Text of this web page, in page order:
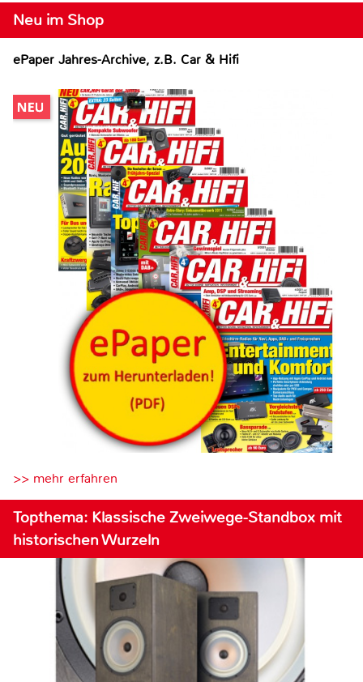
Neu im Shop
ePaper Jahres-Archive, z.B. Car & Hifi
>> mehr erfahren
Topthema: Klassische Zweiwege-Standbox mit
historischen Wurzeln